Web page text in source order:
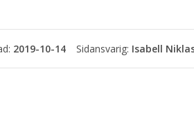
2019-10-14 Isabell